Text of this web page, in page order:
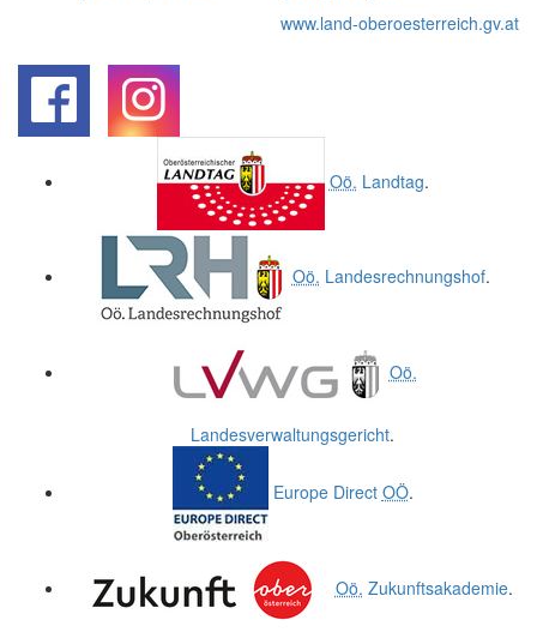
www.land-oberoesterreich.gv.at
Oö. Landtag.
Oö. Landesrechnungshof.
Oö.
Landesverwaltungsgericht.
Europe Direct OÖ.
Oö. Zukunftsakademie.